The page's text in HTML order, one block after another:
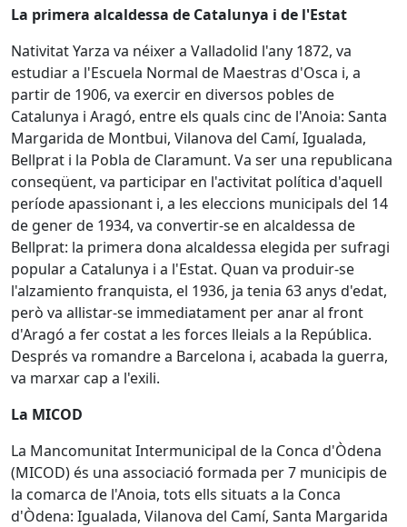
La primera alcaldessa de Catalunya i de l'Estat
Nativitat Yarza va néixer a Valladolid l'any 1872, va
estudiar a l'Escuela Normal de Maestras d'Osca i, a
partir de 1906, va exercir en diversos pobles de
Catalunya i Aragó, entre els quals cinc de l'Anoia: Santa
Margarida de Montbui, Vilanova del Camí, Igualada,
Bellprat i la Pobla de Claramunt. Va ser una republicana
conseqüent, va participar en l'activitat política d'aquell
període apassionant i, a les eleccions municipals del 14
de gener de 1934, va convertir-se en alcaldessa de
Bellprat: la primera dona alcaldessa elegida per sufragi
popular a Catalunya i a l'Estat. Quan va produir-se
l'alzamiento franquista, el 1936, ja tenia 63 anys d'edat,
però va allistar-se immediatament per anar al front
d'Aragó a fer costat a les forces lleials a la República.
Després va romandre a Barcelona i, acabada la guerra,
va marxar cap a l'exili.
La MICOD
La Mancomunitat Intermunicipal de la Conca d'Òdena
(MICOD) és una associació formada per 7 municipis de
la comarca de l'Anoia, tots ells situats a la Conca
d'Òdena: Igualada, Vilanova del Camí, Santa Margarida